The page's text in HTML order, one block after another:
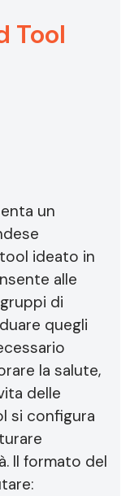
Tool
un
ideato in
alle
di
quegli
la salute,
delle
si configura
Il formato del